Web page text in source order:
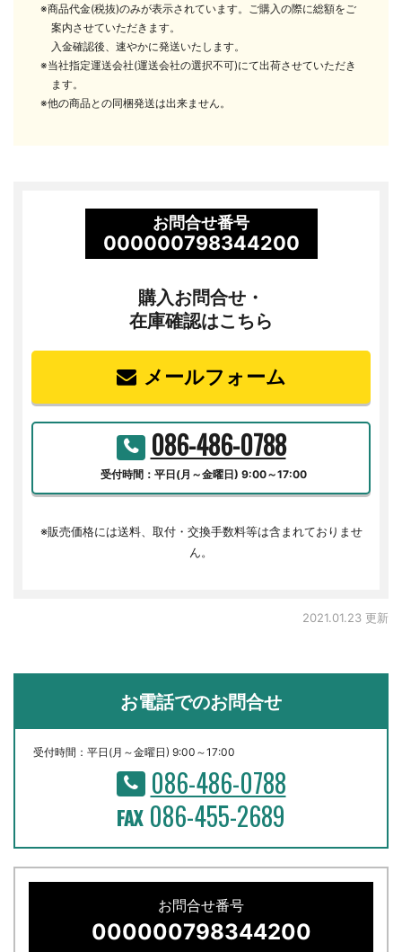
※商品代金(税抜)のみが表示されています。ご購入の際に総額をご
案内させていただきます。
入金確認後、速やかに発送いたします。
※当社指定運送会社(運送会社の選択不可)にて出荷させていただき
ます。
※他の商品との同梱発送は出来ません。
お問合せ番号
000000798344200
購入お問合せ・
在庫確認はこちら
メールフォーム
086-486-0788
受付時間：平日(月～金曜日) 9:00～17:00
※販売価格には送料、取付・交換手数料等は含まれておりませ
ん。
2021.01.23 更新
お電話でのお問合せ
受付時間：平日(月～金曜日) 9:00～17:00
086-486-0788
086-455-2689
お問合せ番号
000000798344200